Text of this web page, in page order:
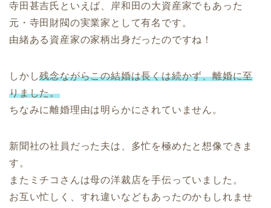
寺田甚吉氏といえば、岸和田の大資産家でもあった
元・寺田財閥の実業家として有名です。
由緒ある資産家の家柄出身だったのですね！
しかし残念ながらこの結婚は長くは続かず、離婚に至
りました。
ちなみに離婚理由は明らかにされていません。
新聞社の社員だった夫は、多忙を極めたと想像できま
す。
またミチコさんは母の洋裁店を手伝っていました。
お互い忙しく、すれ違いなどもあったのかもしれませ